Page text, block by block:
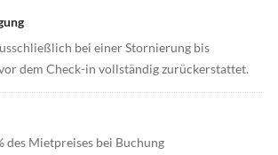
bei einer Stornierung bis
dem Check-in vollständig zurückerstattet.
des Mietpreises bei Buchung